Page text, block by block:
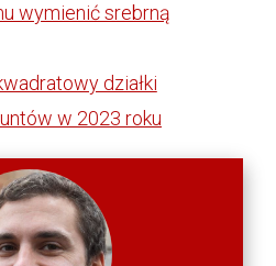
wymienić srebrną
działki
w 2023 roku